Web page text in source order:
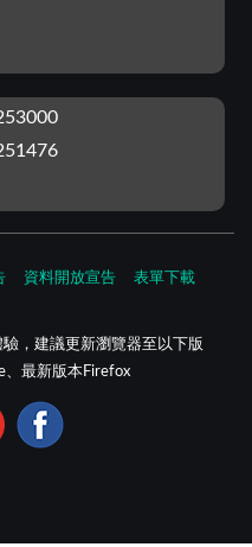
資料開放宣告 表單下載
，建議更新瀏覽器至以下版
、最新版本Firefox